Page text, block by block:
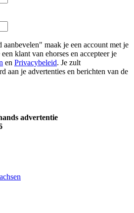
maak je een account met je
klant van ehorses en accepteer je
en Privacybeleid. Je zult
aan je advertenties en berichten van de
advertentie